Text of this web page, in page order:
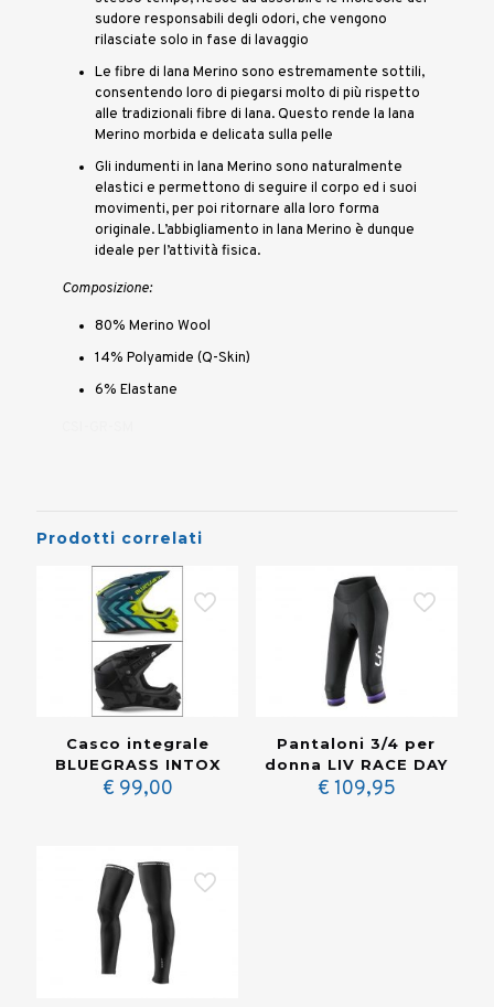
sudore responsabili degli odori, che vengono
rilasciate solo in fase di lavaggio
Le fibre di lana Merino sono estremamente sottili,
consentendo loro di piegarsi molto di più rispetto
alle tradizionali fibre di lana. Questo rende la lana
Merino morbida e delicata sulla pelle
Gli indumenti in lana Merino sono naturalmente
elastici e permettono di seguire il corpo ed i suoi
movimenti, per poi ritornare alla loro forma
originale. L’abbigliamento in lana Merino è dunque
ideale per l’attività fisica.
Composizione:
80% Merino Wool
14% Polyamide (Q-Skin)
6% Elastane
Prodotti correlati
Casco integrale
BLUEGRASS INTOX
€ 99,00
Pantaloni 3/4 per
donna LIV RACE DAY
€ 109,95